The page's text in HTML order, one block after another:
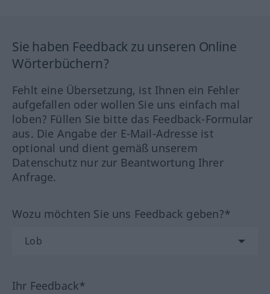
Sie haben Feedback zu unseren Online
Wörterbüchern?
Fehlt eine Übersetzung, ist Ihnen ein Fehler
aufgefallen oder wollen Sie uns einfach mal
loben? Füllen Sie bitte das Feedback-Formular
aus. Die Angabe der E-Mail-Adresse ist
optional und dient gemäß unserem
Datenschutz nur zur Beantwortung Ihrer
Anfrage.
Wozu möchten Sie uns Feedback geben?*
Ihr Feedback*